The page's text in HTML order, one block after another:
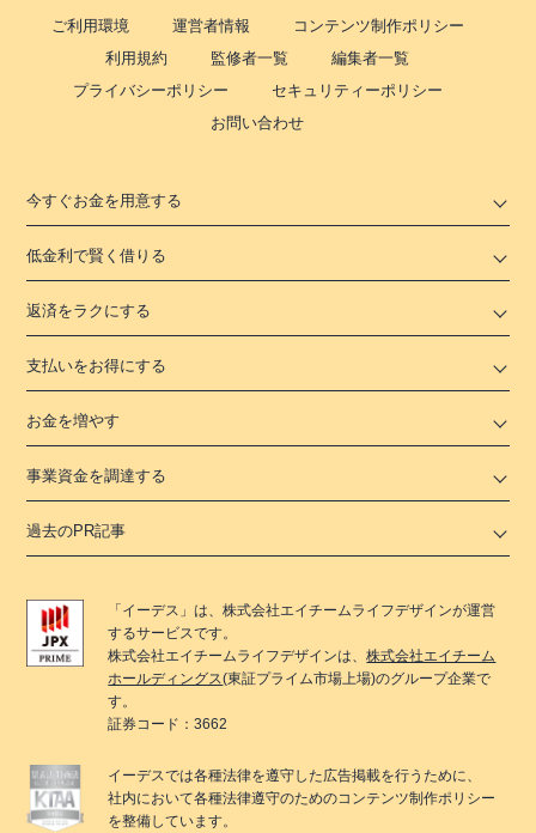
ご利用環境 運営者情報
コンテンツ制作ポリシー
利用規約
監修者一覧
編集者一覧
プライバシーポリシー
セキュリティーポリシー
お問い合わせ
今すぐお金を用意する
低金利で賢く借りる
返済をラクにする
支払いをお得にする
お金を増やす
事業資金を調達する
過去のPR記事
「 イーデス 」は、株式会社エイチームライフデザインが運営
するサービスです。
株式会社エイチームライフデザインは、株式会社エイチーム
ホールディングス(東証プライム市場上場)のグループ企業で
す。
証券コード：3662
イーデスでは各種法律を遵守した広告掲載を行うために、
社内において各種法律遵守のためのコンテンツ制作ポリシー
を整備しています。